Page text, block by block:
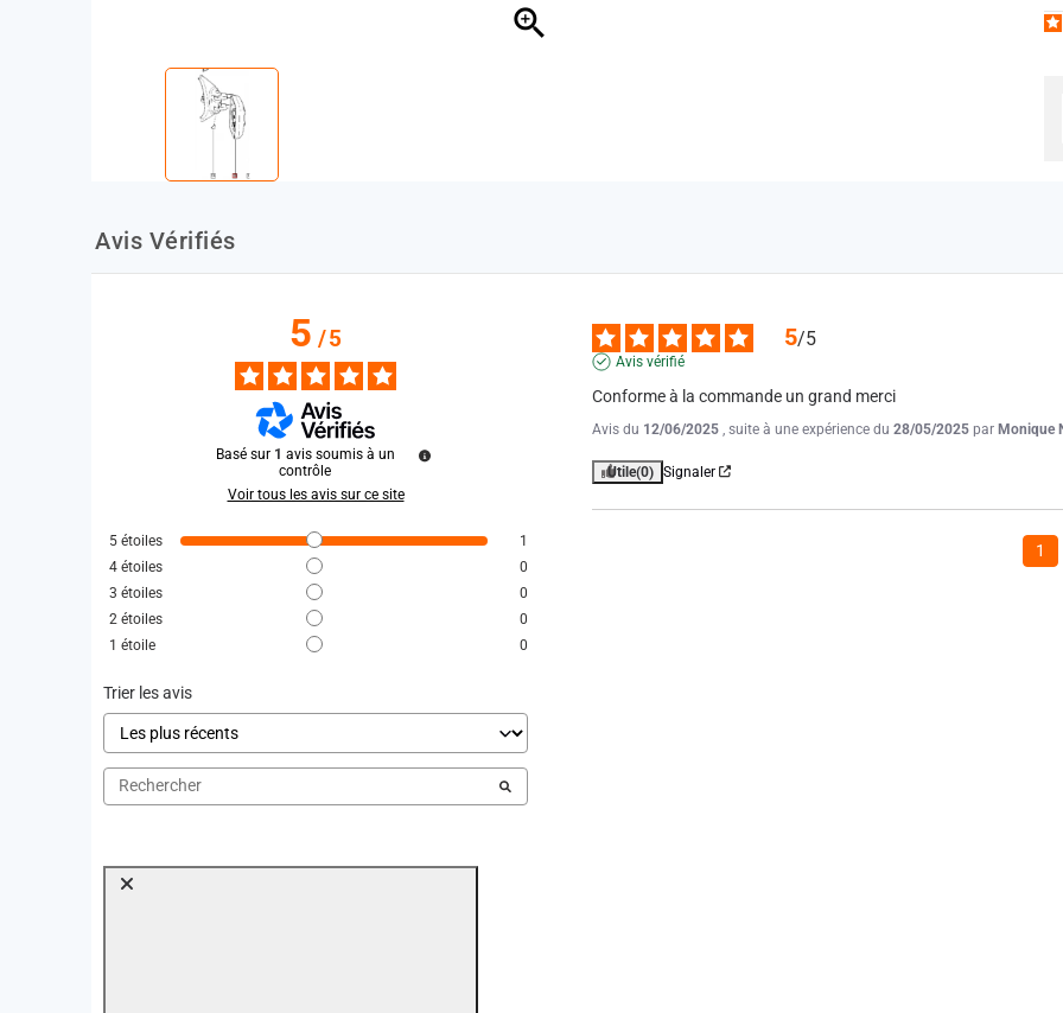

Avis Vérifiés
5/5
Basé sur 1 avis soumis à un
contrôle
Voir tous les avis sur ce site
5 étoiles
1
4 étoiles
0
3 étoiles
0
2 étoiles
0
1 étoile 0
Trier les avis
5/5
Avis vérifié
Conforme à la commande un grand merci
Avis du 12/06/2025 , suite à une expérience du 28/05/2025 par Monique
Utile(0) Signaler
1